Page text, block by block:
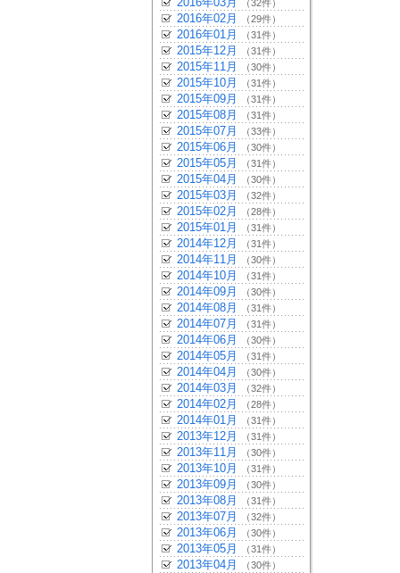
（32件）
2016年02月 （29件）
2016年01月 （31件）
2015年12月 （31件）
2015年11月 （30件）
2015年10月 （31件）
2015年09月 （31件）
2015年08月 （31件）
2015年07月 （33件）
2015年06月 （30件）
2015年05月 （31件）
2015年04月 （30件）
2015年03月 （32件）
2015年02月 （28件）
2015年01月 （31件）
2014年12月 （31件）
2014年11月 （30件）
2014年10月 （31件）
2014年09月 （30件）
2014年08月 （31件）
2014年07月 （31件）
2014年06月 （30件）
2014年05月 （31件）
2014年04月 （30件）
2014年03月 （32件）
2014年02月 （28件）
2014年01月 （31件）
2013年12月 （31件）
2013年11月 （30件）
2013年10月 （31件）
2013年09月 （30件）
2013年08月 （31件）
2013年07月 （32件）
2013年06月 （30件）
2013年05月 （31件）
2013年04月 （30件）